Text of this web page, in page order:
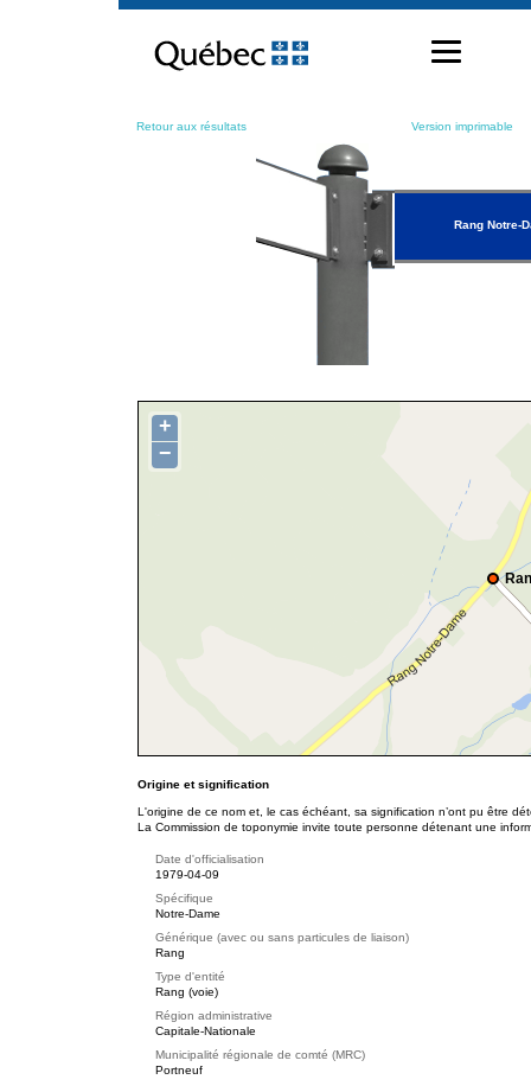
contenu
Retour aux résultats Version imprimable
Rang Notre-
+
−
Origine et signification
L'origine de ce nom et, le cas échéant, sa signification n’ont pu être
La Commission de toponymie invite toute personne détenant une
Date d'officialisation
1979-04-09
Spécifique
Notre-Dame
Générique (avec ou sans particules de liaison)
Rang
Type d'entité
Rang (voie)
Région administrative
Capitale-Nationale
Municipalité régionale de comté (MRC)
Portneuf